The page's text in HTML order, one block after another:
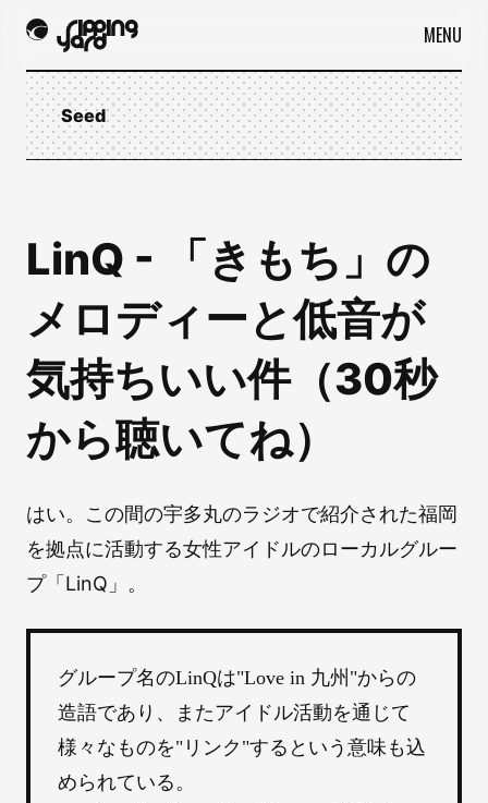
MENU
Seed
LinQ - 「きもち」の
メロディーと低音が
気持ちいい件（30秒
から聴いてね）
はい。この間の宇多丸のラジオで紹介された福岡
を拠点に活動する女性アイドルのローカルグルー
プ「LinQ」。
グループ名のLinQは"Love in 九州"からの
造語であり、またアイドル活動を通じて
様々なものを"リンク"するという意味も込
められている。